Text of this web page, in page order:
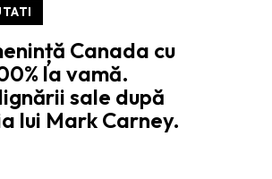
Canada cu
la vamă.
sale după
lui Mark Carney.